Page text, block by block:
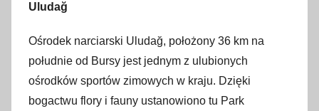
Uludağ
Ośrodek narciarski Uludağ, położony 36 km na
południe od Bursy jest jednym z ulubionych
ośrodków sportów zimowych w kraju. Dzięki
bogactwu flory i fauny ustanowiono tu Park